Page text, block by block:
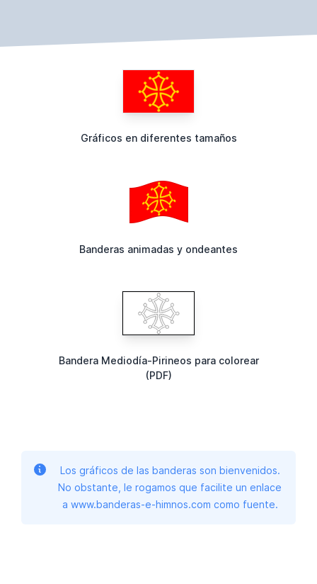
Gráficos en diferentes tamaños
Banderas animadas y ondeantes
Bandera Mediodía-Pirineos para colorear
(PDF)
Los gráficos de las banderas son bienvenidos.
No obstante, le rogamos que facilite un enlace
a www.banderas-e-himnos.com como fuente.